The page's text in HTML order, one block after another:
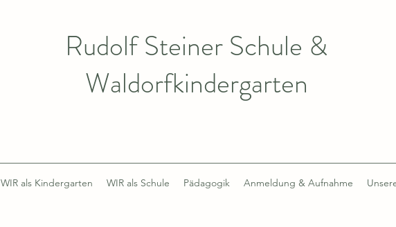
Rudolf Steiner Schule &
Waldorfkindergarten
WIR als Kindergarten WIR als Schule Pädagogik Anmeldung & Aufnahme